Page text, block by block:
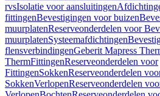
rvsIsolatie voor aansluitingen
fittingenBevestigingen voor buizen
muurplatenReserveonderdelen voor
muurplatenSysteemafdichtingen
flensverbindingenGeberit Mapress
ThermFittingenReserveonderdelen voor
FittingenSokkenReserveonderdelen
SokkenVerlopenReserveonderdelen